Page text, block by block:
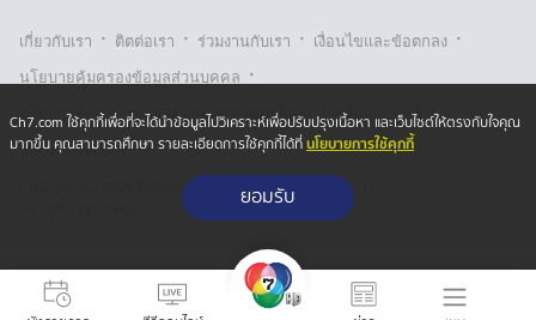
เกี่ยวกับเรา · ติตต่อเรา · ร่วมงานกับเรา · เงื่อนไขและข้อตกลง ·
นโยบายคุ้มครองข้อมูลส่วนบุคคล ·
นโยบายคุ้มครองข้อมูลส่วนบุคคล (ออนไลน์) · นโยบายคุกกี้ ·
รับเรื่องร้องเรียน
Copyright © 2026 Bangkok Broadcasting & T.V. Co.,Ltd.
Ch7.com ใช้คุกกี้เพื่อที่จะได้นำข้อมูลไปวิเคราะห์เพื่อปรับปรุงเนื้อหา และเว็บไซต์ให้ตรงกับใจคุณ
มากขึ้น คุณสามารถศึกษา รายละเอียดการใช้คุกกี้ได้ที่นโยบายการใช้คุกกี้
ยอมรับ